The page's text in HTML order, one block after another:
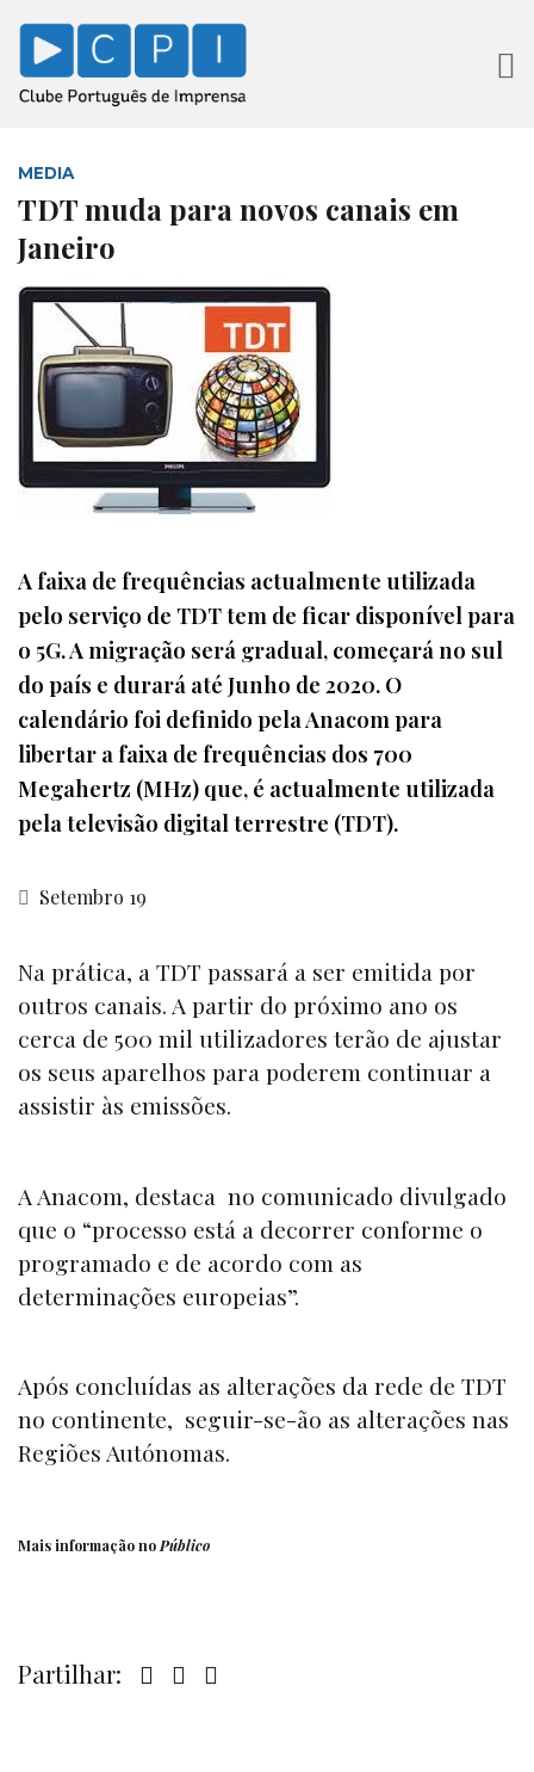
MEDIA
TDT muda para novos canais em
Janeiro
A faixa de frequências actualmente utilizada
pelo serviço de TDT tem de ficar disponível para
o 5G. A migração será gradual, começará no sul
do país e durará até Junho de 2020. O
calendário foi definido pela Anacom para
libertar a faixa de frequências dos 700
Megahertz (MHz) que, é actualmente utilizada
pela televisão digital terrestre (TDT).
Setembro 19
Na prática, a TDT passará a ser emitida por
outros canais. A partir do próximo ano os
cerca de 500 mil utilizadores terão de ajustar
os seus aparelhos para poderem continuar a
assistir às emissões.
A Anacom, destaca no comunicado divulgado
que o “processo está a decorrer conforme o
programado e de acordo com as
determinações europeias”.
Após concluídas as alterações da rede de TDT
no continente, seguir-se-ão as alterações nas
Regiões Autónomas.
Mais informação noPúblico
Partilhar: